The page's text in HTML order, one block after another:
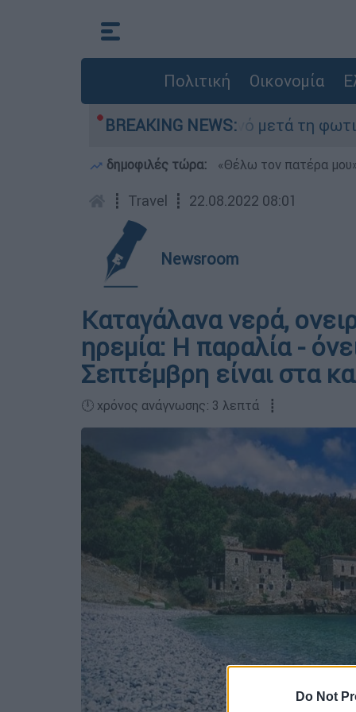
Do Not
Πολιτική Οικονομία
BREAKING NEWS:
στο Πόρτο Γερμανό μετά τη φωτιά -
δημοφιλές τώρα: «Θέλω τον πατέρα
┋ Travel ┋ 22.08.2022 08:01
Newsroom
Καταγάλανα νερά,
ηρεμία: H παραλία -
Σεπτέμβρη είναι στα
🕛 χρόνος ανάγνωσης: 3 λεπτά ┋